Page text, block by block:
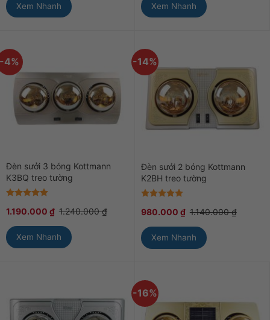
Xem Nhanh Xem Nhanh
-4%
Đèn sưởi 3 bóng Kottmann
K3BQ treo tường
hạng55
1.190.000 ₫ 1.240.000₫
Xem Nhanh
-14%
Đèn sưởi 2 bóng Kottmann
K2BH treo tường
hạng55
980.000 ₫ 1.140.000₫
Xem Nhanh
-16%